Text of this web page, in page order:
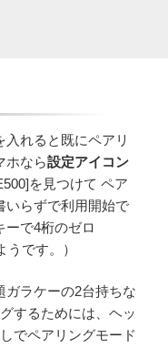
れると既にペアリ
ホなら設定アイコン
を見つけて ペア
いらずで利用開始で
ーで4桁のゼロ
うです。）
ラケーの2台持ちな
するためには、ヘッ
でペアリングモード